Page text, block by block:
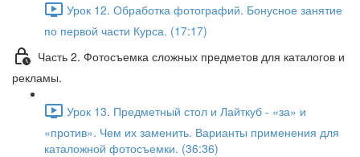
Урок 12. Обработка фотографий. Бонусное занятие
по первой части Курса. (17:17)
Часть 2. Фотосъемка сложных предметов для каталогов и
рекламы.
Урок 13. Предметный стол и Лайткуб - «за» и
«против». Чем их заменить. Варианты применения для
каталожной фотосъемки. (36:36)